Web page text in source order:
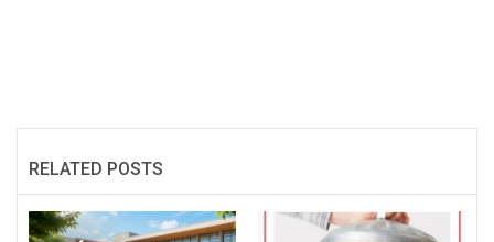
RELATED POSTS